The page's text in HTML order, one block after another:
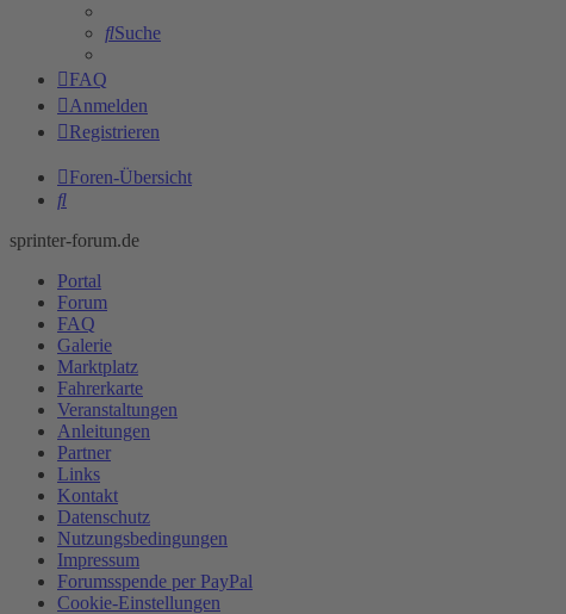
Suche
FAQ
Anmelden
Registrieren
Foren-Übersicht
Suche
sprinter-forum.de
Portal
Forum
FAQ
Galerie
Marktplatz
Fahrerkarte
Veranstaltungen
Anleitungen
Partner
Links
Kontakt
Datenschutz
Nutzungsbedingungen
Impressum
Forumsspende per PayPal
Cookie-Einstellungen